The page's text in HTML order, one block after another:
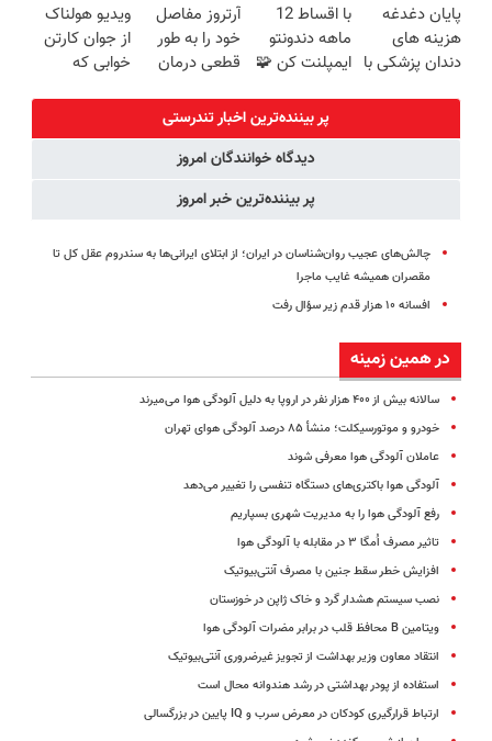
برگردون
(40%off)
سبک و مقاوم |
پرداخت قسطی
درمان کنی؟
((پرسش‌نامه))
ضامن ✅
پایان دغدغه
هزینه های
دندان پزشکی با
با اقساط 12
ماهه دندونتو
ایمپلنت کن 🧩
آرتروز مفاصل
خود را به طور
قطعی درمان
◗پرسش‌نامه◖
ویدیو هولناک
از جوان کارتن
خوابی که
پر بیننده‌ترین اخبار تندرستی
دیدگاه خوانندگان امروز
پر بیننده‌ترین خبر امروز
چالش‌های عجیب روان‌شناسان در ایران؛ از ابتلای ایرانی‌ها به سندروم عقل کل تا
مقصران همیشه غایب ماجرا
افسانه ۱۰ هزار قدم زیر سؤال رفت
در همین زمینه
سالانه بیش از ۴۰۰ هزار نفر در اروپا به دلیل آلودگی هوا می‌میرند
خودرو و موتورسیکلت‌؛ منشأ ۸۵ درصد آلودگی هوای تهران
عاملان آلودگی هوا معرفی شوند
آلودگی هوا باکتری‌های دستگاه تنفسی را تغییر می‌دهد
رفع آلودگی هوا را به مدیریت شهری بسپاریم
تاثیر مصرف اُمگا ۳ در مقابله با آلودگی هوا
افزایش خطر سقط جنین با مصرف آنتی‌بیوتیک‌
نصب ‌سیستم هشدار گرد و خاک ژاپن در خوزستان
ویتامین B محافظ قلب در برابر مضرات آلودگی هوا
انتقاد معاون وزیر بهداشت از تجویز غیرضروری آنتی‌بیوتیک‌
استفاده از پودر بهداشتی در رشد هندوانه محال است
ارتباط قرارگیری کودکان در معرض سرب و IQ پایین در بزرگسالی